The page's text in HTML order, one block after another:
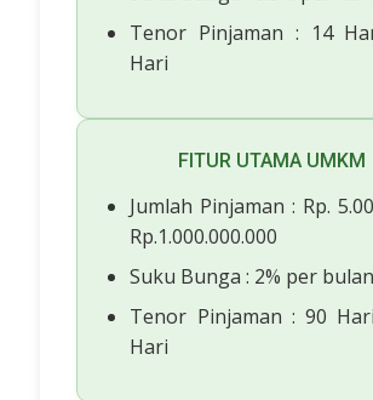
Tenor Pinjaman : 14
Hari
FITUR UTAMA UMKM
Jumlah Pinjaman : Rp.
Rp.1.000.000.000
Suku Bunga : 2% per bulan
Tenor Pinjaman : 90
Hari